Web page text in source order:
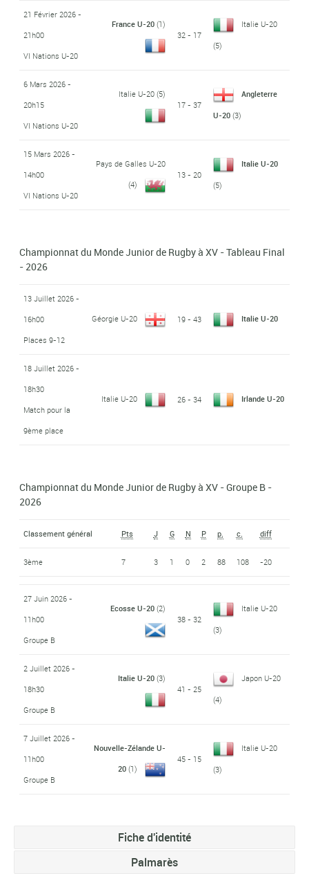
21 Février 2026 -
21h00
VI Nations U-20
France U-20(1)
32 - 17
Italie U-20
(5)
6 Mars 2026 -
20h15
VI Nations U-20
Italie U-20(5)
17 - 37
Angleterre
U-20(3)
15 Mars 2026 -
14h00
VI Nations U-20
Pays de Galles U-20
(4)
13 - 20
Italie U-20
(5)
Championnat du Monde Junior de Rugby à XV - Tableau Final
- 2026
13 Juillet 2026 -
16h00
Places 9-12
Géorgie U-20 19 - 43 Italie U-20
18 Juillet 2026 -
18h30
Match pour la
9ème place
Italie U-20 26 - 34 Irlande U-20
Championnat du Monde Junior de Rugby à XV - Groupe B -
2026
Classement général Pts J G N P p. c. diff
3ème 7 3 1 0 2 88 108 -20
27 Juin 2026 -
11h00
Groupe B
Ecosse U-20(2)
38 - 32
Italie U-20
(3)
2 Juillet 2026 -
18h30
Groupe B
Italie U-20(3)
41 - 25
Japon U-20
(4)
7 Juillet 2026 -
11h00
Groupe B
Nouvelle-Zélande U-
20(1)
45 - 15
Italie U-20
(3)
Fiche d'identité
Palmarès